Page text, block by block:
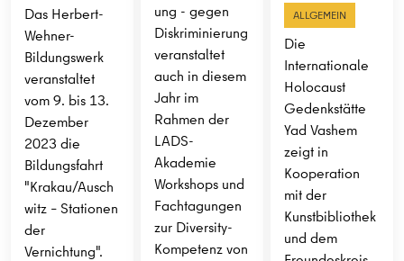
Das Herbert-
Wehner-
Bildungswerk
veranstaltet
vom 9. bis 13.
Dezember
2023 die
Bildungsfahrt
"Krakau/Ausch
witz – Stationen
der
Vernichtung".
ung - gegen
Diskriminierung
veranstaltet
auch in diesem
Jahr im
Rahmen der
LADS-
Akademie
Workshops und
Fachtagungen
zur Diversity-
Kompetenz von
ALLGEMEIN
Die
Internationale
Holocaust
Gedenkstätte
Yad Vashem
zeigt in
Kooperation
mit der
Kunstbibliothek
und dem